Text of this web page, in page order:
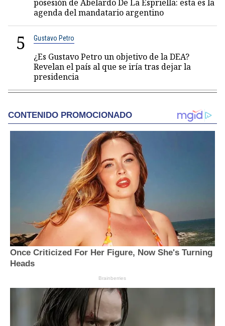
posesión de Abelardo De La Espriella: esta es la
agenda del mandatario argentino
5 Gustavo Petro
¿Es Gustavo Petro un objetivo de la DEA?
Revelan el país al que se iría tras dejar la
presidencia